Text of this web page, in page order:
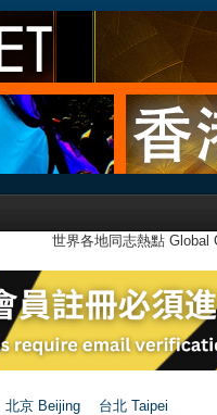
世界各地同志熱點
北京 Beijing 台北 Taipei